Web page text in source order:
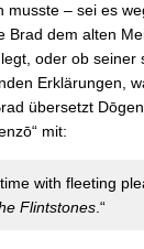
musste – sei es
Brad dem alten
oder ob seiner
Erklärungen,
übersetzt
mit:
time with fleeting
Flintstones .“